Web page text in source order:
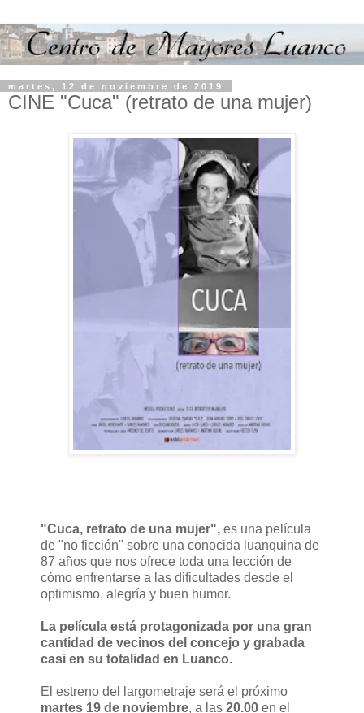
martes, 12 de noviembre de 2019
CINE "Cuca" (retrato de una mujer)
"Cuca, retrato de una mujer", es una película
de "no ficción" sobre una conocida luanquina de
87 años que nos ofrece toda una lección de
cómo enfrentarse a las dificultades desde el
optimismo, alegría y buen humor.
La película está protagonizada por una gran
cantidad de vecinos del concejo y grabada
casi en su totalidad en Luanco.
El estreno del largometraje será el próximo
martes 19 de noviembre, a las 20.00 en el